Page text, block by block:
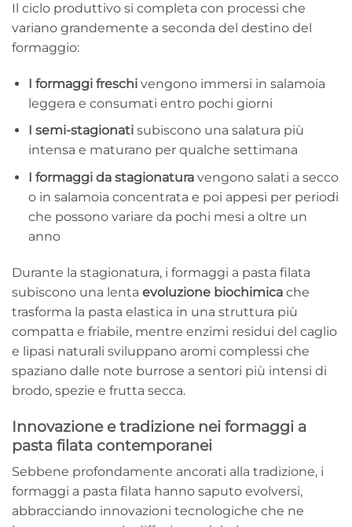
Il ciclo produttivo si completa con processi che
variano grandemente a seconda del destino del
formaggio:
I formaggi freschivengono immersi in salamoia
leggera e consumati entro pochi giorni
I semi-stagionatisubiscono una salatura più
intensa e maturano per qualche settimana
I formaggi da stagionaturavengono salati a secco
o in salamoia concentrata e poi appesi per periodi
che possono variare da pochi mesi a oltre un
anno
Durante la stagionatura, i formaggi a pasta filata
subiscono una lenta evoluzione biochimica che
trasforma la pasta elastica in una struttura più
compatta e friabile, mentre enzimi residui del caglio
e lipasi naturali sviluppano aromi complessi che
spaziano dalle note burrose a sentori più intensi di
brodo, spezie e frutta secca.
Innovazione e tradizione nei formaggi a
pasta filata contemporanei
Sebbene profondamente ancorati alla tradizione, i
formaggi a pasta filata hanno saputo evolversi,
abbracciando innovazioni tecnologiche che ne